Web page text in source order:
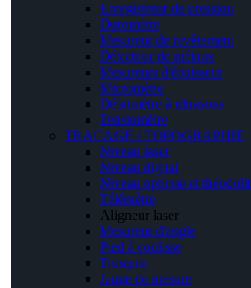
Enregistreur de pression
Duromètre
Mesureur de revêtement
Détecteur de métaux
Mesureurs d'épaisseur
Micromètre
Débitmètre à ultrasons
Tensiomètre
TRACAGE / TOPOGRAPHIE
Niveau laser
Niveau digital
Niveau optique et
Télémètre
Aligneur laser
Mesureur d'angle
Pied à coulisse
Trusquin
Jauge de mesure